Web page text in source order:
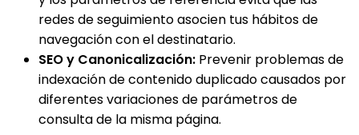
redes de seguimiento asocien tus hábitos de
navegación con el destinatario.
SEO y Canonicalización: Prevenir problemas de
indexación de contenido duplicado causados por
diferentes variaciones de parámetros de
consulta de la misma página.